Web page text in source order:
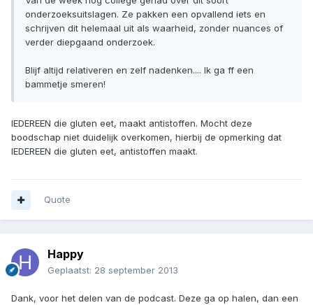
onderzoeksuitslagen. Ze pakken een opvallend iets en
schrijven dit helemaal uit als waarheid, zonder nuances of
verder diepgaand onderzoek.
Blijf altijd relativeren en zelf nadenken.... Ik ga ff een
bammetje smeren!
IEDEREEN die gluten eet, maakt antistoffen. Mocht deze
boodschap niet duidelijk overkomen, hierbij de opmerking dat
IEDEREEN die gluten eet, antistoffen maakt.
Quote
Happy
Geplaatst: 28 september 2013
Dank, voor het delen van de podcast. Deze ga op halen, dan een